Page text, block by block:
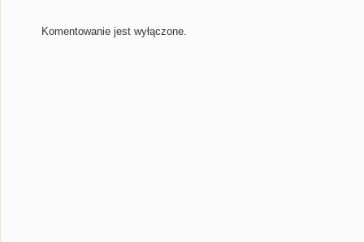
Komentowanie jest wyłączone.